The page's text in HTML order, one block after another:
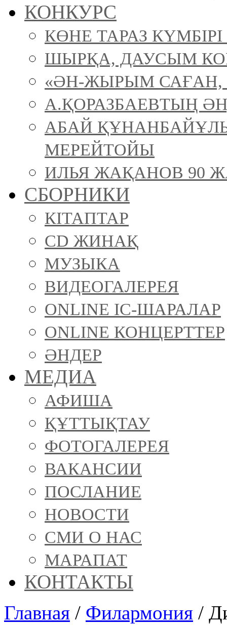
КОНКУРС
КӨНЕ ТАРАЗ
ШЫРҚА, ДАУСЫМ
«ӘН-ЖЫРЫМ САҒАН,
А.ҚОРАЗБАЕВТЫҢ
АБАЙ
МЕРЕЙТОЙЫ
ИЛЬЯ ЖАҚАНОВ 90
СБОРНИКИ
КІТАПТАР
CD ЖИНАҚ
МУЗЫКА
ВИДЕОГАЛЕРЕЯ
ONLINE ІС-ШАРАЛАР
ONLINE КОНЦЕРТТЕР
ӘНДЕР
МЕДИА
АФИША
ҚҰТТЫҚТАУ
ФОТОГАЛЕРЕЯ
ВАКАНСИИ
ПОСЛАНИЕ
НОВОСТИ
СМИ О НАС
МАРАПАТ
КОНТАКТЫ
Главная / Филармония /